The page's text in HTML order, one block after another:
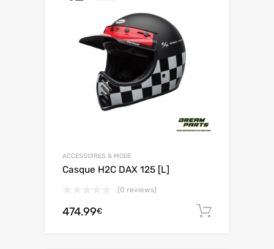
ACCESSOIRES & MODE
Casque H2C DAX 125 [L]
(0 reviews)
474.99€